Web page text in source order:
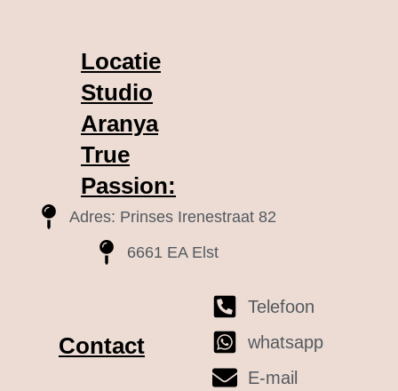
Locatie
Studio
Aranya
True
Passion:
Adres: Prinses Irenestraat 82
6661 EA Elst
Contact
Telefoon
whatsapp
E-mail